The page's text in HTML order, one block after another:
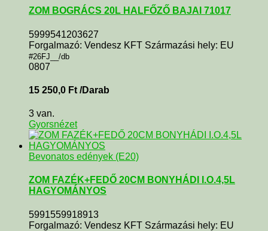
ZOM BOGRÁCS 20L HALFŐZŐ BAJAI 71017
5999541203627
Forgalmazó: Vendesz KFT Származási hely: EU
#26FJ__/db
0807
15 250,0 Ft /Darab
3 van.
Gyorsnézet
Bevonatos edények (E20)
ZOM FAZÉK+FEDŐ 20CM BONYHÁDI I.O.4,5L
HAGYOMÁNYOS
5991559918913
Forgalmazó: Vendesz KFT Származási hely: EU